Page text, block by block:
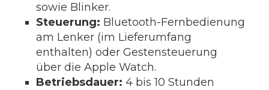
sowie Blinker.
Steuerung: Bluetooth-Fernbedienung
am Lenker (im Lieferumfang
enthalten) oder Gestensteuerung
über die Apple Watch.
Betriebsdauer: 4 bis 10 Stunden